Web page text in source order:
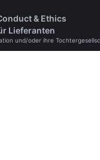
& Ethics
Lieferanten
und/oder ihre